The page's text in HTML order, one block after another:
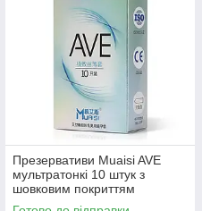
Презервативи Muaisi AVE
мультратонкі 10 штук з
шовковим покриттям